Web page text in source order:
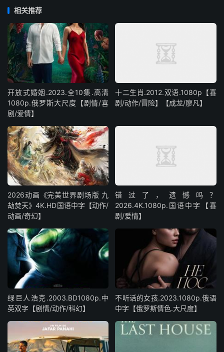
相关推荐
开放式婚姻.2023.全10集.高清
1080p.俄罗斯大尺度【剧情/喜
剧/爱情】
十二生肖.2012.双语.1080p【喜
剧/动作/冒险】【成龙/廖凡】
2026动画《完美世界剧场版 九
劫焚天》4K.HD国语中字【动作/
动画/奇幻】
错过了，遗憾吗？
2026.4K.1080p.国语中字【喜
剧/爱情】
绿巨人浩克.2003.BD1080p.中
英双字【剧情/动作/科幻】
不听话的女孩.2023.1080p.俄语
中字【俄罗斯情色.大尺度】